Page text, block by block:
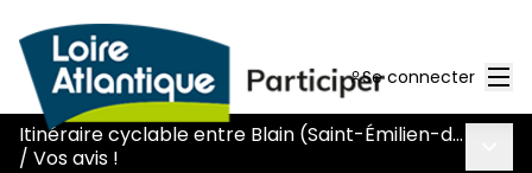
Se connecter
Itinéraire cyclable entre Blain (Saint-Émilien-de-Blain) et Héric (L129)
/ Vos avis !